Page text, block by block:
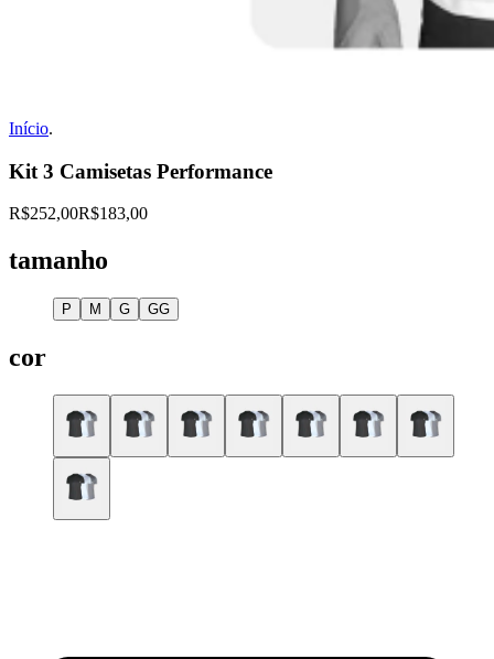
Início.
Kit 3 Camisetas Performance
R$252,00R$183,00
tamanho
P M G GG
cor